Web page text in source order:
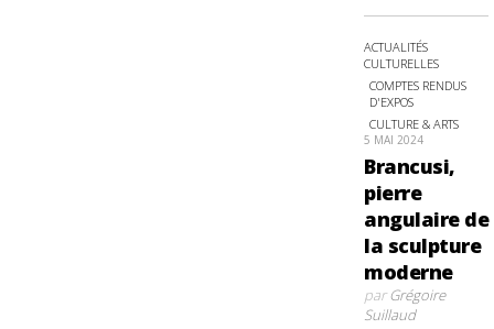
ACTUALITÉS
CULTURELLES
COMPTES RENDUS
D'EXPOS
CULTURE & ARTS
5 MAI 2024
Brancusi,
pierre
angulaire de
la sculpture
moderne
parGrégoire
Suillaud